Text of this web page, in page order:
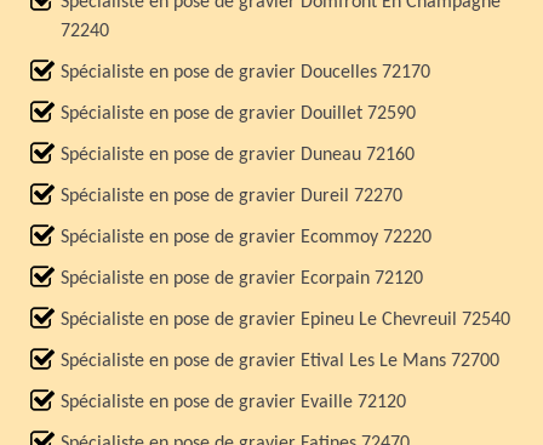
72240
Spécialiste en pose de gravier Doucelles 72170
Spécialiste en pose de gravier Douillet 72590
Spécialiste en pose de gravier Duneau 72160
Spécialiste en pose de gravier Dureil 72270
Spécialiste en pose de gravier Ecommoy 72220
Spécialiste en pose de gravier Ecorpain 72120
Spécialiste en pose de gravier Epineu Le Chevreuil 72540
Spécialiste en pose de gravier Etival Les Le Mans 72700
Spécialiste en pose de gravier Evaille 72120